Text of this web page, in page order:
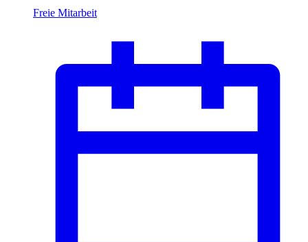
Freie Mitarbeit